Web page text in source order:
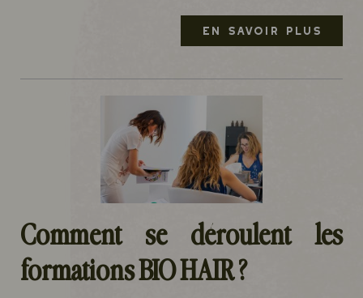
EN SAVOIR PLUS
Comment se déroulent les
formations BIO HAIR ?